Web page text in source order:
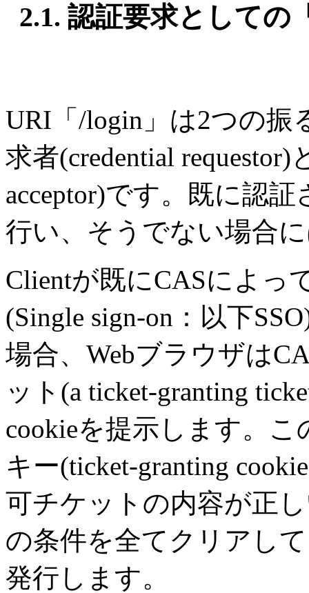
2.1. 認証要求としての
URI「/login」は2つの振
求者(credential
acceptor)です。既に認
行い、そうでない場合
Clientが既にCASによっ
(Single sign-on：以下
場合、Webブラウザは
ット(a ticket-granting
cookieを提示します。
キー(ticket-granting
可チケットの内容が正
の条件を全てクリアし
発行します。